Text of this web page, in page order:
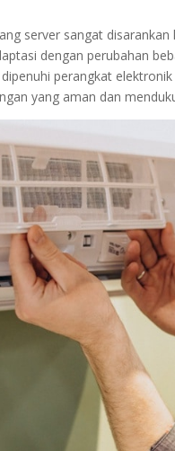
server sangat
dengan perubahan
perangkat
yang aman dan